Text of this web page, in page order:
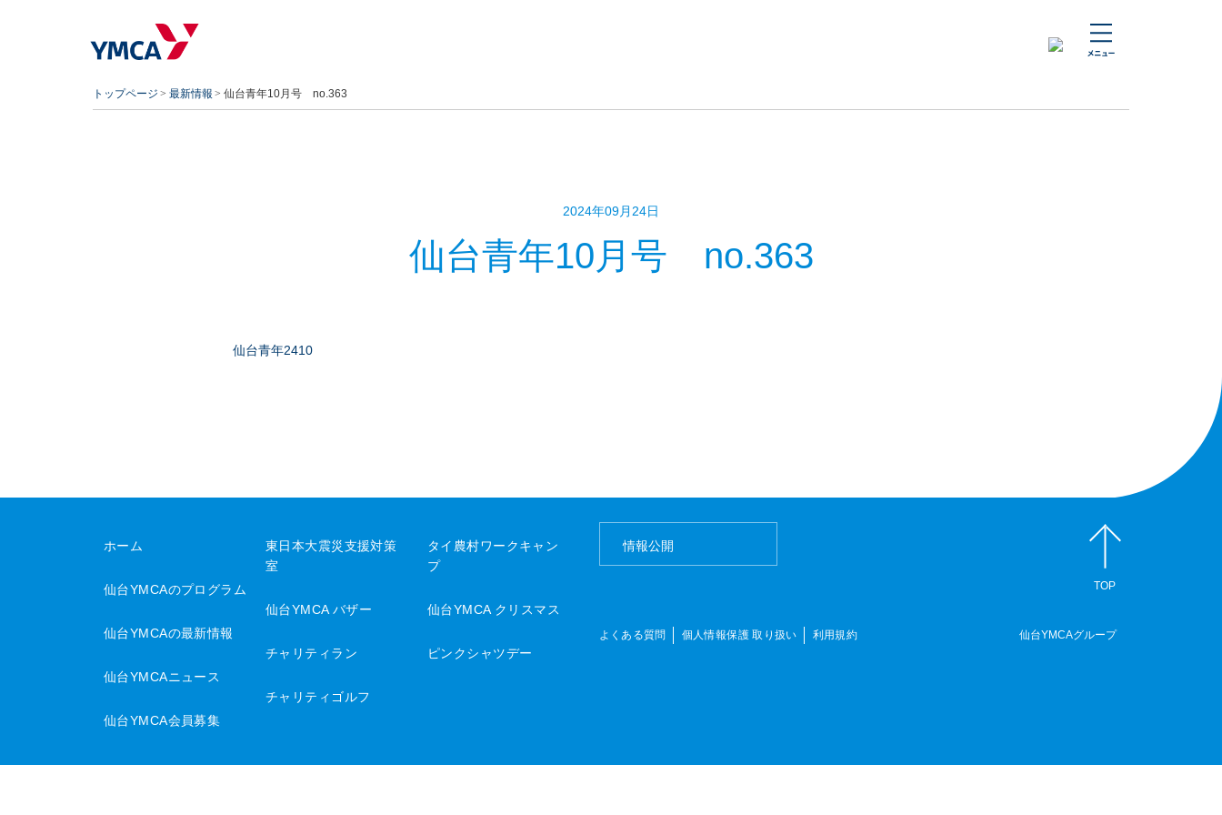
トップページ 最新情報 仙台青年10月号 no.363
2024年09月24日
仙台青年10月号 no.363
仙台青年2410
ホーム
仙台YMCAのプログラム
仙台YMCAの最新情報
仙台YMCAニュース
仙台YMCA会員募集
東日本大震災支援対策
室
仙台YMCA バザー
チャリティラン
チャリティゴルフ
タイ農村ワークキャン
プ
仙台YMCA クリスマス
ピンクシャツデー
情報公開
よくある質問 個人情報保護 取り扱い 利用規約 仙台YMCAグループ
TOP